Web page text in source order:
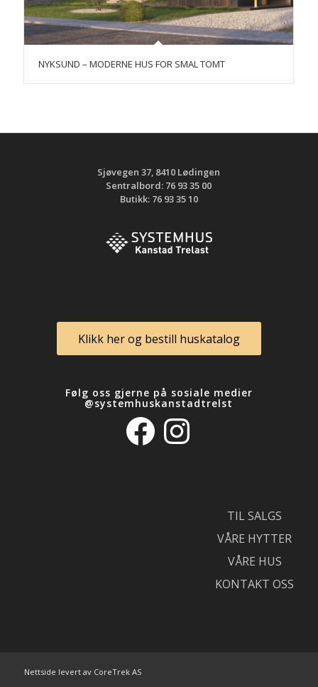
NYKSUND – MODERNE HUS FOR SMAL TOMT
Sjøvegen 37, 8410 Lødingen
Sentralbord: 76 93 35 00
Butikk: 76 93 35 10
Klikk her og bestill huskatalog
Følg oss gjerne på sosiale medier
@systemhuskanstadtrelst
FacebookInstagram
TIL SALGS
VÅRE HYTTER
VÅRE HUS
KONTAKT OSS
Nettside levert av CoreTrek AS